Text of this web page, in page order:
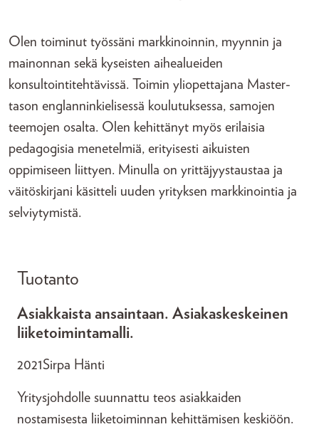
Olen toiminut työssäni markkinoinnin, myynnin ja
mainonnan sekä kyseisten aihealueiden
konsultointitehtävissä. Toimin yliopettajana Master-
tason englanninkielisessä koulutuksessa, samojen
teemojen osalta. Olen kehittänyt myös erilaisia
pedagogisia menetelmiä, erityisesti aikuisten
oppimiseen liittyen. Minulla on yrittäjyystaustaa ja
väitöskirjani käsitteli uuden yrityksen markkinointia ja
selviytymistä.
Tuotanto
Asiakkaista ansaintaan. Asiakaskeskeinen
liiketoimintamalli.
2021Sirpa Hänti
Yritysjohdolle suunnattu teos asiakkaiden
nostamisesta liiketoiminnan kehittämisen keskiöön.